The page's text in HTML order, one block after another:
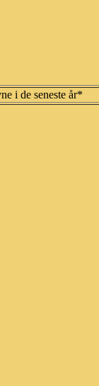
i de seneste år*